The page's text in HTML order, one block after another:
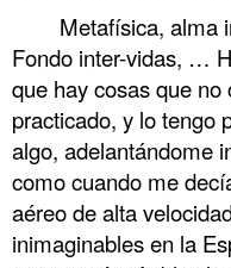
Metafísica, alma
Fondo inter-vidas, …
que hay cosas que
practicado, y lo tengo
algo, adelantándome
como cuando me
aéreo de alta
inimaginables en la